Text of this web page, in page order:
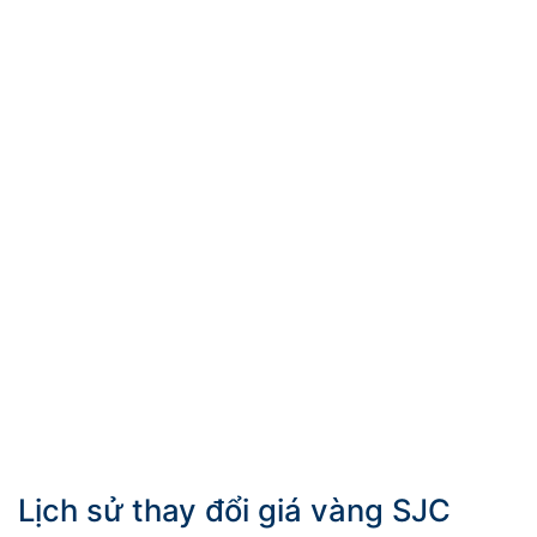
Lịch sử thay đổi giá vàng SJC